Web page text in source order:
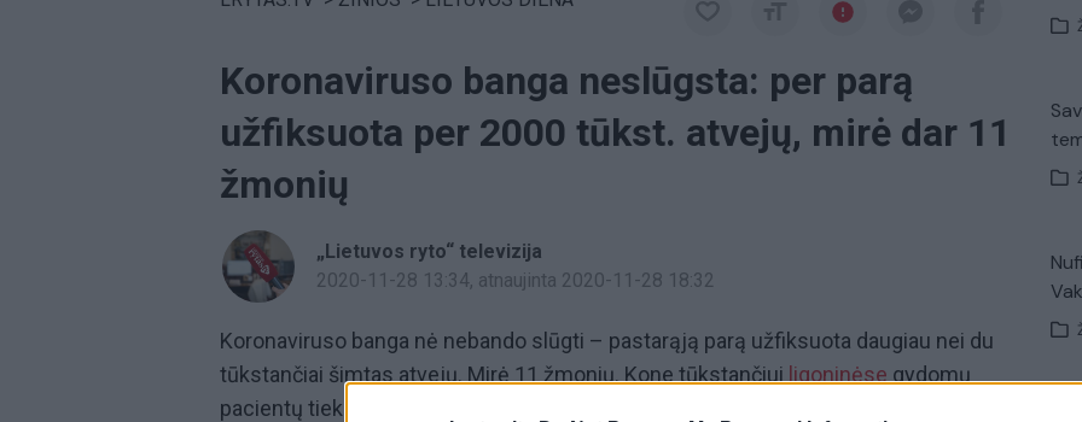
Koronaviruso banga neslūgsta: per parą
užfiksuota per 2000 tūkst. atvejų, mirė dar 11
žmonių
„Lietuvos ryto“ televizija
2020-11-28 13:34, atnaujinta 2020-11-28 18:32
Koronaviruso banga nė nebando slūgti – pastarąją parą užfiksuota daugiau nei du
tūkstančiai šimtas atvejų. Mirė 11 žmonių. Kone tūkstančiui ligoninėse gydomų
pacientų tiekiamas deguonis, beveik šimtui vykdoma dirbtinė plaučių ventiliacija.